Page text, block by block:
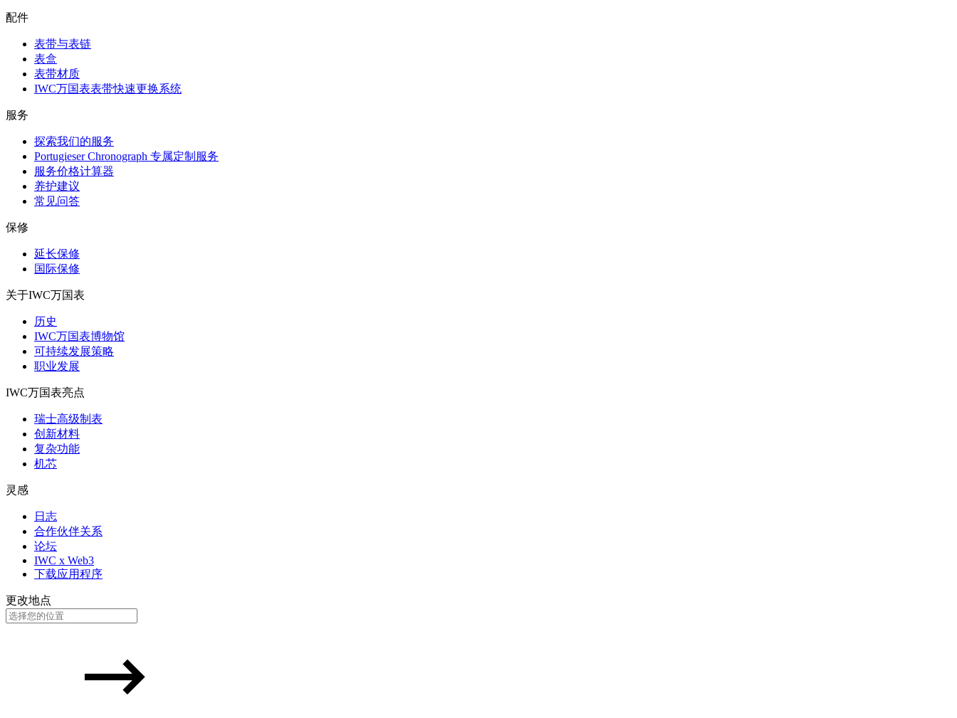
配件
表带与表链
表盒
表带材质
IWC万国表表带快速更换系统
服务
探索我们的服务
Portugieser Chronograph 专属定制服务
服务价格计算器
养护建议
常见问答
保修
延长保修
国际保修
关于IWC万国表
历史
IWC万国表博物馆
可持续发展策略
职业发展
IWC万国表亮点
瑞士高级制表
创新材料
复杂功能
机芯
灵感
日志
合作伙伴关系
论坛
IWC x Web3
下载应用程序
更改地点